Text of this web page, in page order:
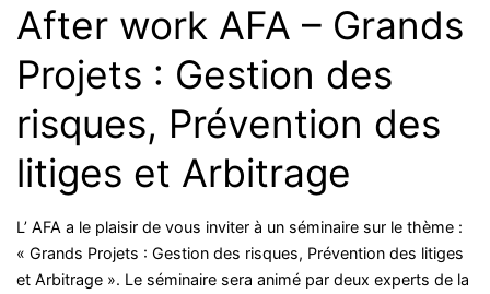
After work AFA – Grands
Projets : Gestion des
risques, Prévention des
litiges et Arbitrage
L’ AFA a le plaisir de vous inviter à un séminaire sur le thème :
« Grands Projets : Gestion des risques, Prévention des litiges
et Arbitrage ». Le séminaire sera animé par deux experts de la